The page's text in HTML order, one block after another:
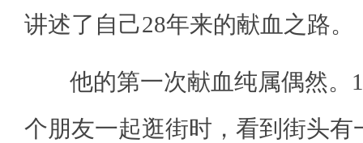
讲述了自己28年来的献血之路。
他的第一次献血纯属偶然。
个朋友一起逛街时，看到街头有